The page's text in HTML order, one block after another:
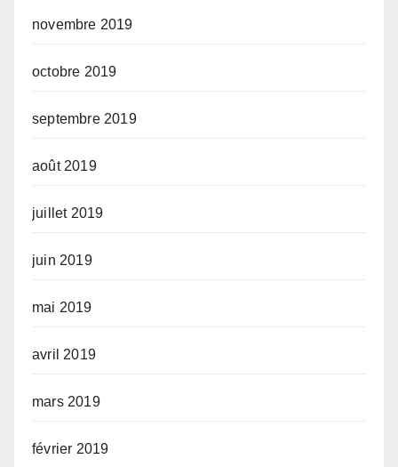
novembre 2019
octobre 2019
septembre 2019
août 2019
juillet 2019
juin 2019
mai 2019
avril 2019
mars 2019
février 2019